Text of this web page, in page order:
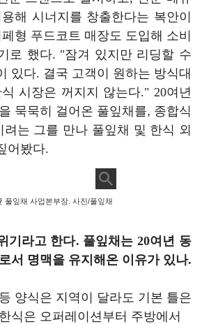
해 시너지를 창출한다는 복안이
형 푸드코트 매장도 도입해 소비
로 했다. "잠겨 있지만 리딩할 수
있다. 결국 고객이 원하는 방식대
시장은 꺼지지 않는다." 20여년
묵묵히 걸어온 풀잎채를, 종합식
는 그를 만나 풀잎채 및 한식 외
어봤다.
풀잎채 사업본부장. 사진/풀잎채
기라고 한다. 풀잎채는20여년 동
서 명맥을 유지해온 이유가 있나.
양식은 지역이 달라도 기본 틀은
식은 오퍼레이션부터 주방에서